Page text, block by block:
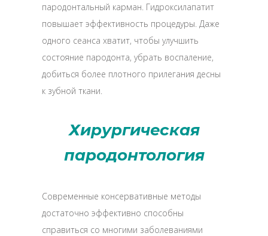
пародонтальный карман. Гидроксилапатит
повышает эффективность процедуры. Даже
одного сеанса хватит, чтобы улучшить
состояние пародонта, убрать воспаление,
добиться более плотного прилегания десны
к зубной ткани.
Хирургическая
пародонтология
Современные консервативные методы
достаточно эффективно способны
справиться со многими заболеваниями